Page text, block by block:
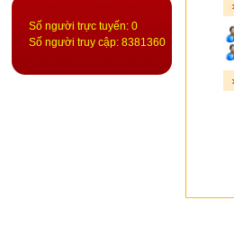
Số người trực tuyến: 0
Số người truy cập: 8381360